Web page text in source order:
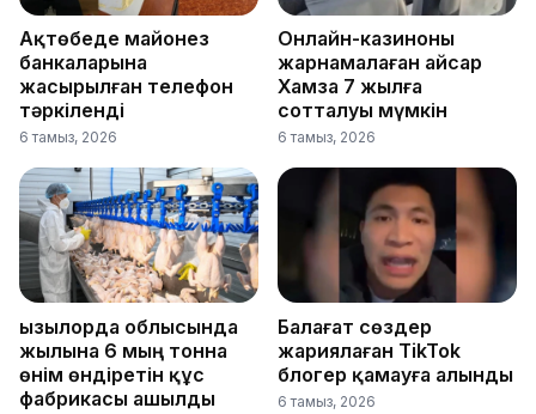
Ақтөбеде майонез
банкаларына
жасырылған телефон
тәркіленді
6 тамыз, 2026
Онлайн-казиноны
жарнамалаған Қайсар
Хамза 7 жылға
сотталуы мүмкін
6 тамыз, 2026
Қызылорда облысында
жылына 6 мың тонна
өнім өндіретін құс
фабрикасы ашылды
Балағат сөздер
жариялаған TikTok
блогер қамауға алынды
6 тамыз, 2026